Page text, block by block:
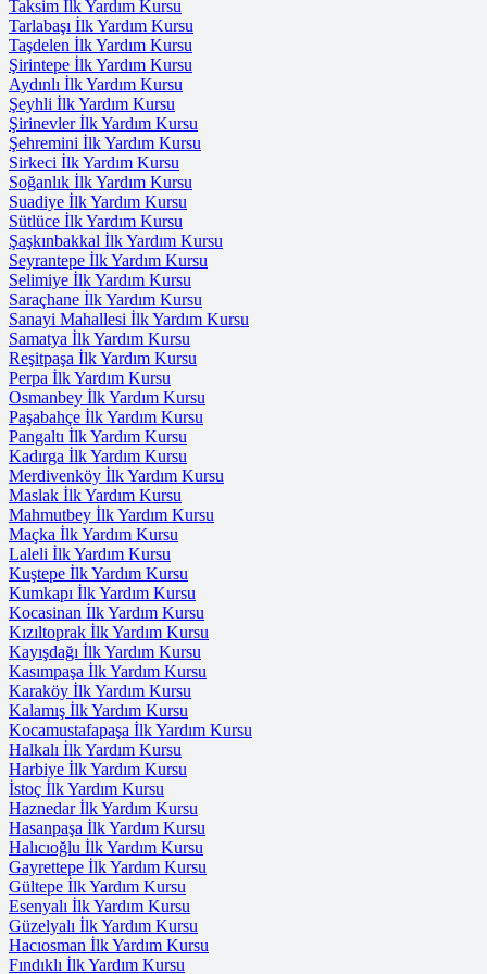
Taksim İlk Yardım Kursu
Tarlabaşı İlk Yardım Kursu
Taşdelen İlk Yardım Kursu
Şirintepe İlk Yardım Kursu
Aydınlı İlk Yardım Kursu
Şeyhli İlk Yardım Kursu
Şirinevler İlk Yardım Kursu
Şehremini İlk Yardım Kursu
Sirkeci İlk Yardım Kursu
Soğanlık İlk Yardım Kursu
Suadiye İlk Yardım Kursu
Sütlüce İlk Yardım Kursu
Şaşkınbakkal İlk Yardım Kursu
Seyrantepe İlk Yardım Kursu
Selimiye İlk Yardım Kursu
Saraçhane İlk Yardım Kursu
Sanayi Mahallesi İlk Yardım Kursu
Samatya İlk Yardım Kursu
Reşitpaşa İlk Yardım Kursu
Perpa İlk Yardım Kursu
Osmanbey İlk Yardım Kursu
Paşabahçe İlk Yardım Kursu
Pangaltı İlk Yardım Kursu
Kadırga İlk Yardım Kursu
Merdivenköy İlk Yardım Kursu
Maslak İlk Yardım Kursu
Mahmutbey İlk Yardım Kursu
Maçka İlk Yardım Kursu
Laleli İlk Yardım Kursu
Kuştepe İlk Yardım Kursu
Kumkapı İlk Yardım Kursu
Kocasinan İlk Yardım Kursu
Kızıltoprak İlk Yardım Kursu
Kayışdağı İlk Yardım Kursu
Kasımpaşa İlk Yardım Kursu
Karaköy İlk Yardım Kursu
Kalamış İlk Yardım Kursu
Kocamustafapaşa İlk Yardım Kursu
Halkalı İlk Yardım Kursu
Harbiye İlk Yardım Kursu
İstoç İlk Yardım Kursu
Haznedar İlk Yardım Kursu
Hasanpaşa İlk Yardım Kursu
Halıcıoğlu İlk Yardım Kursu
Gayrettepe İlk Yardım Kursu
Gültepe İlk Yardım Kursu
Esenyalı İlk Yardım Kursu
Güzelyalı İlk Yardım Kursu
Hacıosman İlk Yardım Kursu
Fındıklı İlk Yardım Kursu